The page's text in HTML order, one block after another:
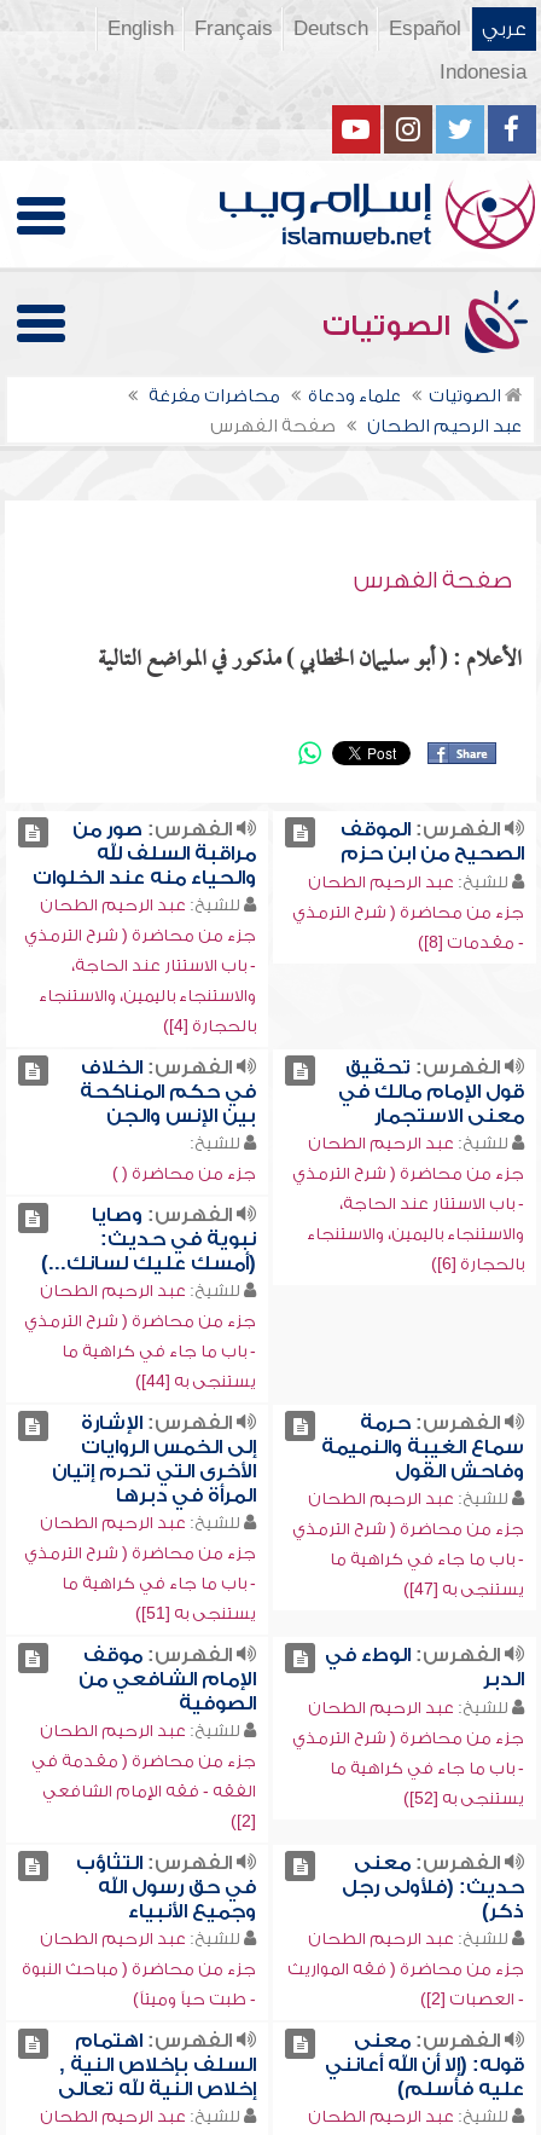
عربي Español
Deutsch
Français
English
Indonesia
الصوتيات
الصوتيات علماء ودعاة
محاضرات مفرغة
عبد الرحيم الطحان
صفحة الفهرس
صفحة الفهرس
الأعلام : ( أبو سليمان الخطابي ) مذكور في المواضع التالية
الفهرس:الموقف
الصحيح من ابن حزم
للشيخ: عبد الرحيم الطحان
جزء من محاضرة ( شرح الترمذي
- مقدمات [8])
الفهرس: صور من
مراقبة السلف لله
والحياء منه عند الخلوات
للشيخ: عبد الرحيم الطحان
جزء من محاضرة ( شرح الترمذي
- باب الاستتار عند الحاجة،
والاستنجاء باليمين، والاستنجاء
بالحجارة [4])
الفهرس: تحقيق
قول الإمام مالك في
معنى الاستجمار
للشيخ: عبد الرحيم الطحان
جزء من محاضرة ( شرح الترمذي
- باب الاستتار عند الحاجة،
والاستنجاء باليمين، والاستنجاء
بالحجارة [6])
الفهرس:الخلاف
في حكم المناكحة
بين الإنس والجن
للشيخ:
جزء من محاضرة ( )
الفهرس: وصايا
نبوية في حديث:
(أمسك عليك لسانك...)
للشيخ: عبد الرحيم الطحان
جزء من محاضرة ( شرح الترمذي
- باب ما جاء في كراهية ما
يستنجى به [44])
الفهرس:حرمة
سماع الغيبة والنميمة
وفاحش القول
للشيخ: عبد الرحيم الطحان
جزء من محاضرة ( شرح الترمذي
- باب ما جاء في كراهية ما
يستنجى به [47])
الفهرس:الإشارة
إلى الخمس الروايات
الأخرى التي تحرم إتيان
المرأة في دبرها
للشيخ: عبد الرحيم الطحان
جزء من محاضرة ( شرح الترمذي
- باب ما جاء في كراهية ما
يستنجى به [51])
الفهرس:الوطء في
الدبر
للشيخ: عبد الرحيم الطحان
جزء من محاضرة ( شرح الترمذي
- باب ما جاء في كراهية ما
يستنجى به [52])
الفهرس:موقف
الإمام الشافعي من
الصوفية
للشيخ: عبد الرحيم الطحان
جزء من محاضرة ( مقدمة في
الفقه - فقه الإمام الشافعي
[2])
الفهرس:معنى
حديث: (فلأولى رجل
ذكر)
للشيخ: عبد الرحيم الطحان
جزء من محاضرة ( فقه المواريث
- العصبات [2])
الفهرس:التثاؤب
في حق رسول الله
وجميع الأنبياء
للشيخ: عبد الرحيم الطحان
جزء من محاضرة ( مباحث النبوة
- طبت حياً وميتاً)
الفهرس:معنى
قوله: (إلا أن الله أعانني
عليه فأسلم)
للشيخ: عبد الرحيم الطحان
الفهرس:اهتمام
السلف بإخلاص النية ,
إخلاص النية لله تعالى
للشيخ: عبد الرحيم الطحان